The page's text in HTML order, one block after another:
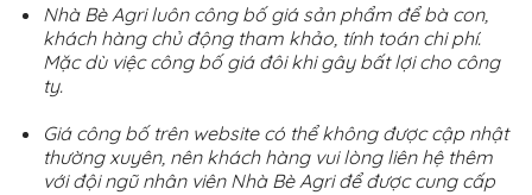
Nhà Bè Agri luôn công bố giá sản phẩm để bà con,
khách hàng chủ động tham khảo, tính toán chi phí.
Mặc dù việc công bố giá đôi khi gây bất lợi cho công
ty.
Giá công bố trên website có thể không được cập nhật
thường xuyên, nên khách hàng vui lòng liên hệ thêm
với đội ngũ nhân viên Nhà Bè Agri để được cung cấp